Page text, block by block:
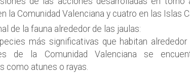
la Comunidad Valenciana y cuatro en las Islas
de la fauna alrededor de las jaulas:
más significativas que habitan
de la Comunidad Valenciana se
como atunes o rayas.